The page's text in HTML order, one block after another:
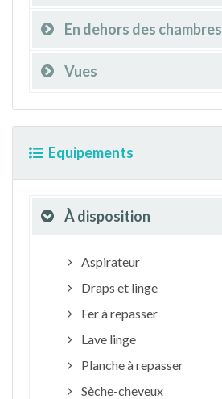
En dehors des chambres
Vues
Equipements
À disposition
Aspirateur
Draps et linge
Fer à repasser
Lave linge
Planche à repasser
Sèche-cheveux